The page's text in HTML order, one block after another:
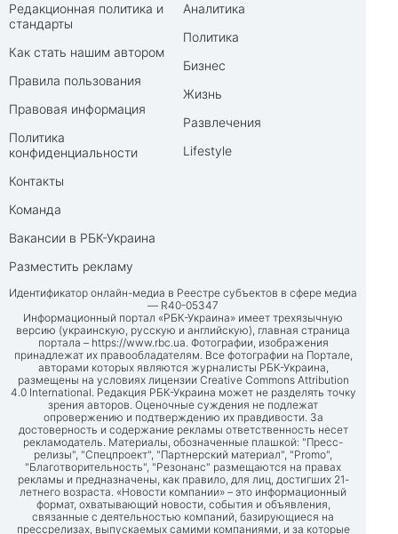
Редакционная политика и
стандарты
Как стать нашим автором
Правила пользования
Правовая информация
Политика
конфиденциальности
Контакты
Команда
Вакансии в РБК-Украина
Разместить рекламу
Аналитика
Политика
Бизнес
Жизнь
Развлечения
Lifestyle
Идентификатор онлайн-медиа в Реестре субъектов в сфере медиа
— R40-05347
Информационный портал «РБК-Украина» имеет трехязычную
версию (украинскую, русскую и английскую), главная страница
портала – https://www.rbc.ua. Фотографии, изображения
принадлежат их правообладателям. Все фотографии на Портале,
авторами которых являются журналисты РБК-Украина,
размещены на условиях лицензии Creative Commons Attribution
4.0 International. Редакция РБК-Украина может не разделять точку
зрения авторов. Оценочные суждения не подлежат
опровержению и подтверждению их правдивости. За
достоверность и содержание рекламы ответственность несет
рекламодатель. Материалы, обозначенные плашкой: "Пресс-
релизы", "Спецпроект", "Партнерский материал", "Promo",
"Благотворительность", "Резонанс" размещаются на правах
рекламы и предназначены, как правило, для лиц, достигших 21-
летнего возраста. «Новости компании» – это информационный
формат, охватывающий новости, события и объявления,
связанные с деятельностью компаний, базирующиеся на
прессрелизах, выпускаемых самими компаниями, и за которые